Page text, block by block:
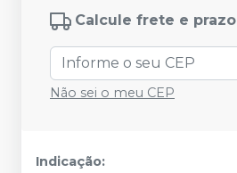
Calcule frete e prazo
Não sei o meu CEP
Indicação: